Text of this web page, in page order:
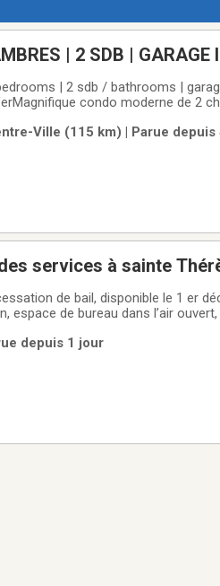
| 2 SDB | GARAGE
| 2 sdb / bathrooms |
condo moderne de 2
Ville (115 km) | Parue depuis
services à sainte
de bail, disponible le 1 er
espace de bureau dans l’air
depuis 1 jour